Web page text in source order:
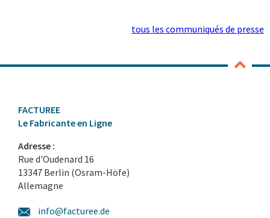
tous les communiqués de presse
FACTUREE
Le Fabricante en Ligne
Adresse :
Rue d'Oudenard 16
13347 Berlin (Osram-Höfe)
Allemagne
info@facturee.de